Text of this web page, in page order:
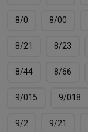
8/0 8/00
8/21 8/23
8/44 8/66
9/015 9/018
9/2 9/21